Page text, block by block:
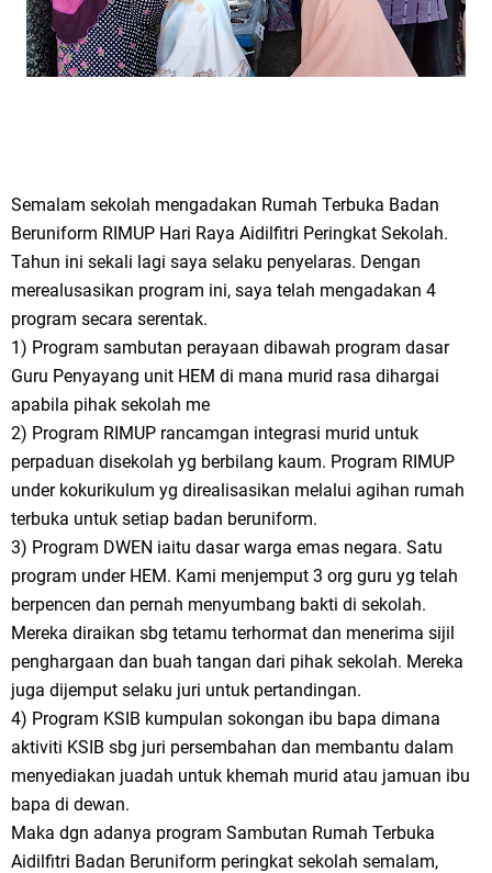
Semalam sekolah mengadakan Rumah Terbuka Badan
Beruniform RIMUP Hari Raya Aidilfitri Peringkat Sekolah.
Tahun ini sekali lagi saya selaku penyelaras. Dengan
merealusasikan program ini, saya telah mengadakan 4
program secara serentak.
1) Program sambutan perayaan dibawah program dasar
Guru Penyayang unit HEM di mana murid rasa dihargai
apabila pihak sekolah me
2) Program RIMUP rancamgan integrasi murid untuk
perpaduan disekolah yg berbilang kaum. Program RIMUP
under kokurikulum yg direalisasikan melalui agihan rumah
terbuka untuk setiap badan beruniform.
3) Program DWEN iaitu dasar warga emas negara. Satu
program under HEM. Kami menjemput 3 org guru yg telah
berpencen dan pernah menyumbang bakti di sekolah.
Mereka diraikan sbg tetamu terhormat dan menerima sijil
penghargaan dan buah tangan dari pihak sekolah. Mereka
juga dijemput selaku juri untuk pertandingan.
4) Program KSIB kumpulan sokongan ibu bapa dimana
aktiviti KSIB sbg juri persembahan dan membantu dalam
menyediakan juadah untuk khemah murid atau jamuan ibu
bapa di dewan.
Maka dgn adanya program Sambutan Rumah Terbuka
Aidilfitri Badan Beruniform peringkat sekolah semalam,